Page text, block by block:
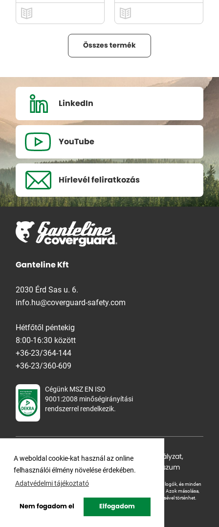
A weboldal cookie-kat használ az online
felhasználói élmény növelése érdekében.
Adatvédelmi tájékoztató
Nem fogadom el Elfogadom
Összes termék
LinkedIn
YouTube
Hírlevél feliratkozás
Ganteline Kft
2030 Érd Sas u. 6.
info.hu@coverguard-safety.com
Hétfőtől péntekig
8:00-16:30 között
+36-23/364-144
+36-23/360-609
Cégünk MSZ EN ISO
9001:2008 minőségirányítási
rendszerrel rendelkezik.
Adatvédelmi tájékoztató,Cookie Szabályzat,
Felhasználási feltételek,ÁSZF Impresszum
A Ganteline Kft jelen honlapja szerzői jog által védett. A leírások, fotók, logók, és minden
Azok másolása,
üzleti célú felhasználása kizárólag a jog tulajdonosának beleegyezésével történhet.
Copyright © Ganteline. All rights reserved.